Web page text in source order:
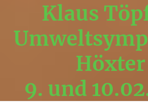
Klaus
Höxter
9. und